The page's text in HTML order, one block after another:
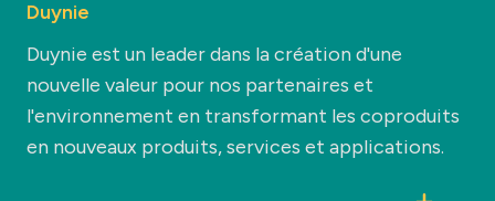
Duynie
Duynie est un leader dans la création d'une
nouvelle valeur pour nos partenaires et
l'environnement en transformant les coproduits
en nouveaux produits, services et applications.